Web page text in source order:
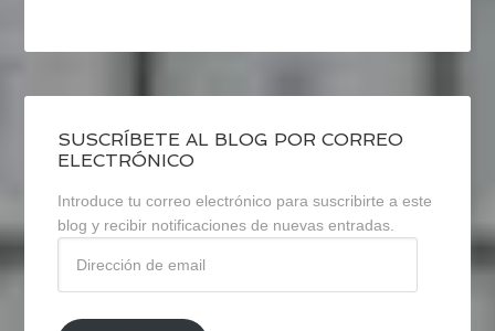
SUSCRÍBETE AL BLOG POR CORREO
ELECTRÓNICO
Introduce tu correo electrónico para suscribirte a este
blog y recibir notificaciones de nuevas entradas.
email